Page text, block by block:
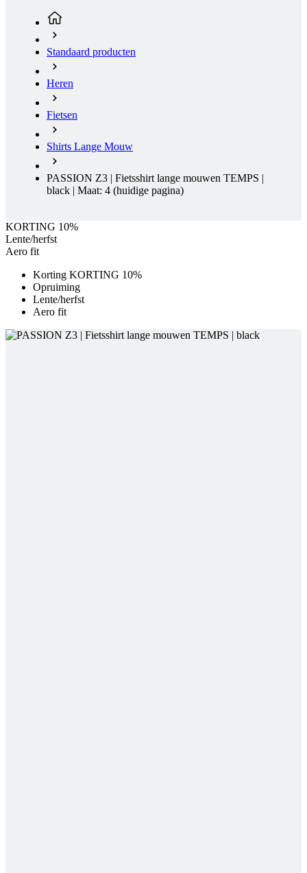
Heren
Fietsen
Shirts Lange Mouw
PASSION Z3 | Fietsshirt lange mouwen TEMPS |
black | Maat: 4
KORTING 10%
Lente/herfst
Opruiming
Lente/herfst
Aero fit